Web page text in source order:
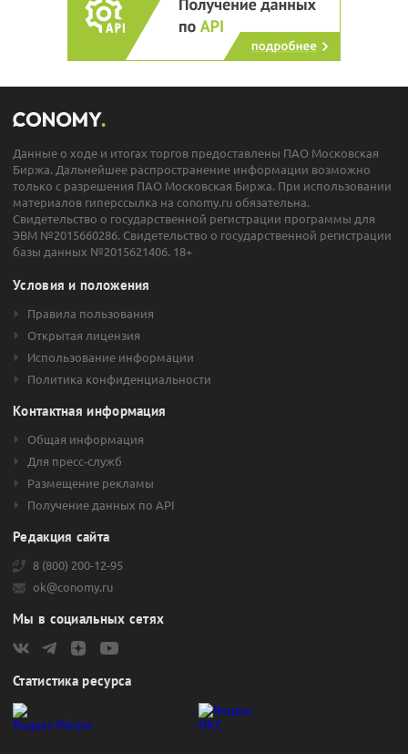
Данные о ходе и итогах торгов предоставлены ПАО Московская
Биржа. Дальнейшее распространение информации возможно
только с разрешения ПАО Московская Биржа. При использовании
материалов гиперссылка на conomy.ru обязательна.
Свидетельство о государственной регистрации программы для
ЭВМ №2015660286. Свидетельство о государственной регистрации
базы данных №2015621406. 18+
Условия и положения
Правила пользования
Открытая лицензия
Использование информации
Политика конфиденциальности
Контактная информация
Общая информация
Для пресс-служб
Размещение рекламы
Получение данных по API
Редакция сайта
8 (800) 200-12-95
ok@conomy.ru
Мы в социальных сетях
Статистика ресурса